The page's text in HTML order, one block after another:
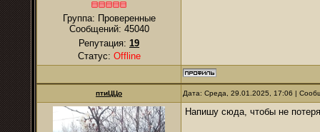
Группа: Проверенные
Сообщений: 45040
Репутация: 19
Статус: Offline
птиЦЦо Дата: Среда, 29.01.2025, 17:06 |
Напишу сюда, чтобы не